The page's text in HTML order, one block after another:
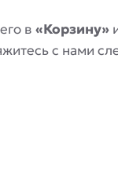
в «Корзину»
с нами